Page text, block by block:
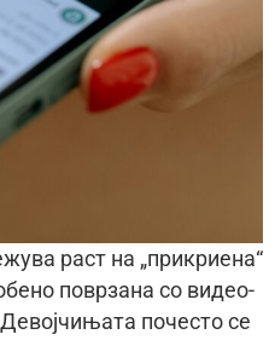
раст на „прикриена“
поврзана со видео-
почесто се